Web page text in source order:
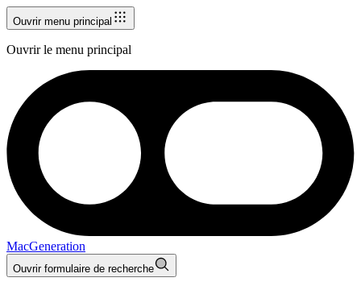
Ouvrir menu principal
Ouvrir le menu principal
MacGeneration
Ouvrir formulaire de recherche